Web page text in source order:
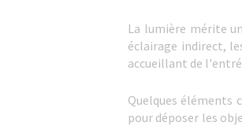
La lumière mérite
éclairage indirect,
accueillant de
Quelques éléments
pour déposer les